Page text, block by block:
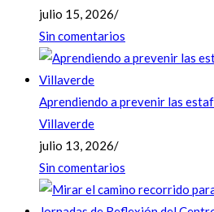
julio 15, 2026/
Sin comentarios
Aprendiendo a prevenir las
Villaverde
julio 13, 2026/
Sin comentarios